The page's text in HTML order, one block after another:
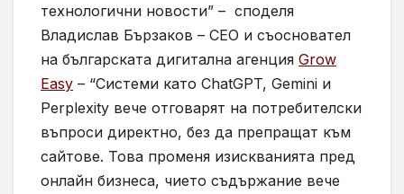
технологични новости” – споделя
Владислав Бързаков – CEO и съосновател
на българската дигитална агенция Grow
Easy – “Системи като ChatGPT, Gemini и
Perplexity вече отговарят на потребителски
въпроси директно, без да препращат към
сайтове. Това променя изискванията пред
онлайн бизнеса, чието съдържание вече